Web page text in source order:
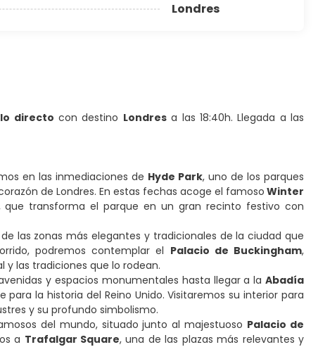
Londres
directo con destino Londresa las 18:40h. Llegada a las
en las inmediaciones de Hyde Park, uno de los parques
de Londres. En estas fechas acoge el famoso Winter
transforma el parque en un gran recinto festivo con
las zonas más elegantes y tradicionales de la ciudad que
podremos contemplar el Palacio de Buckingham,
las tradiciones que lo rodean.
y espacios monumentales hasta llegar a laAbadía
la historia del Reino Unido. Visitaremos su interior para
y su profundo simbolismo.
del mundo, situado junto al majestuoso Palacio de
a Trafalgar Square, una de las plazas más relevantes y